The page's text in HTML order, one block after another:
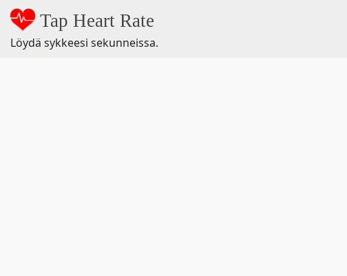
Tap Heart Rate
Löydä sykkeesi sekunneissa.